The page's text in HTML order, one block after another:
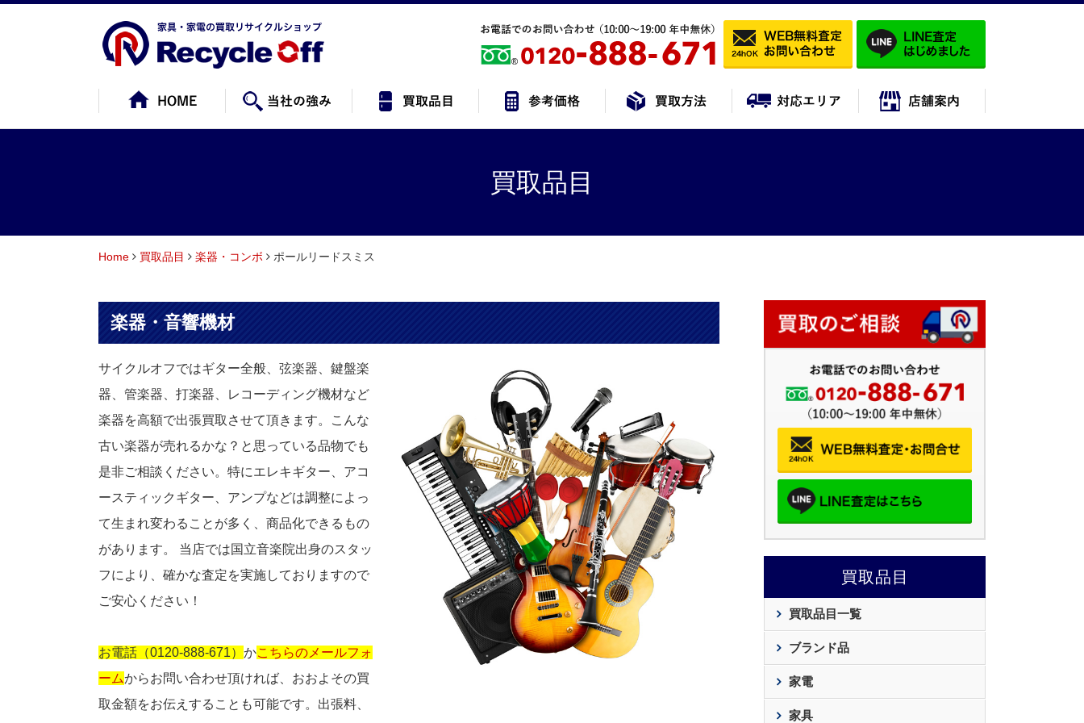
買取品目
Home 買取品目 楽器・コンボ ポールリードスミス
楽器・音響機材
サイクルオフではギター全般、弦楽器、鍵盤楽
器、管楽器、打楽器、レコーディング機材など
楽器を高額で出張買取させて頂きます。こんな
古い楽器が売れるかな？と思っている品物でも
是非ご相談ください。特にエレキギター、アコ
ースティックギター、アンプなどは調整によっ
て生まれ変わることが多く、商品化できるもの
があります。 当店では国立音楽院出身のスタッ
フにより、確かな査定を実施しておりますので
ご安心ください！
お電話（0120-888-671） かこちらのメールフォ
ームからお問い合わせ頂ければ、おおよその買
取金額をお伝えすることも可能です。出張料、
買取品目
買取品目一覧
ブランド品
家電
家具